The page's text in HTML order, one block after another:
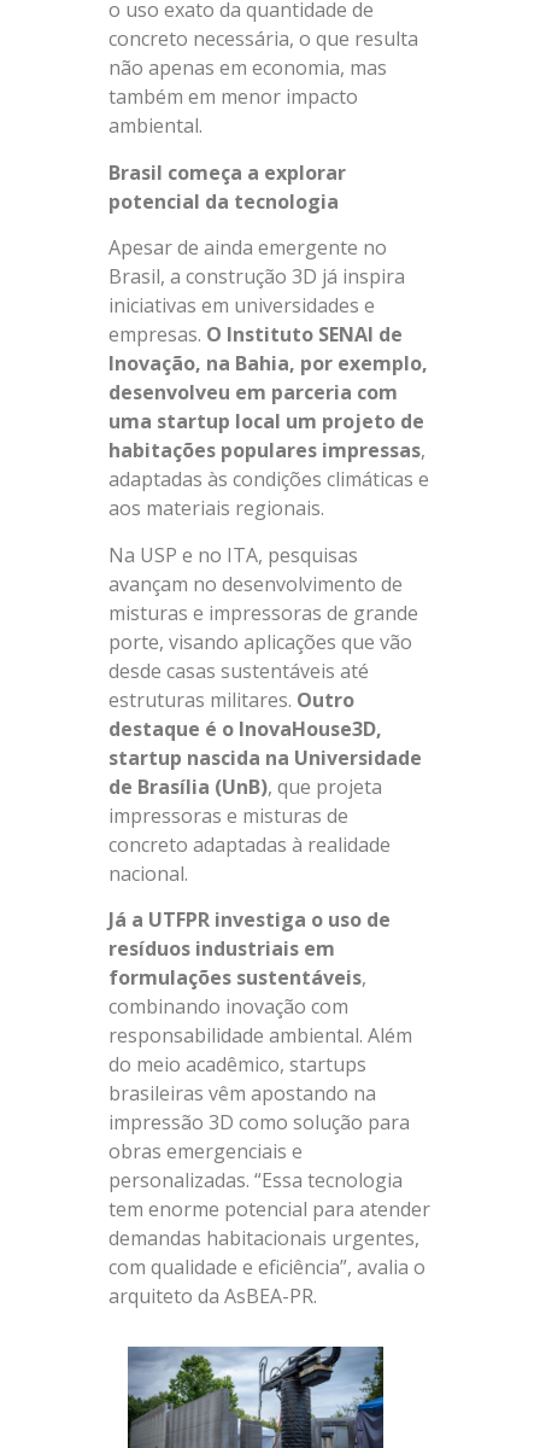
o uso exato da quantidade de
concreto necessária, o que resulta
não apenas em economia, mas
também em menor impacto
ambiental.
Brasil começa a explorar
potencial da tecnologia
Apesar de ainda emergente no
Brasil, a construção 3D já inspira
iniciativas em universidades e
empresas. O Instituto SENAI de
Inovação, na Bahia, por exemplo,
desenvolveu em parceria com
uma startup local um projeto de
habitações populares impressas,
adaptadas às condições climáticas e
aos materiais regionais.
Na USP e no ITA, pesquisas
avançam no desenvolvimento de
misturas e impressoras de grande
porte, visando aplicações que vão
desde casas sustentáveis até
estruturas militares. Outro
destaque é o InovaHouse3D,
startup nascida na Universidade
de Brasília (UnB), que projeta
impressoras e misturas de
concreto adaptadas à realidade
nacional.
Já a UTFPR investiga o uso de
resíduos industriais em
formulações sustentáveis,
combinando inovação com
responsabilidade ambiental. Além
do meio acadêmico, startups
brasileiras vêm apostando na
impressão 3D como solução para
obras emergenciais e
personalizadas. “Essa tecnologia
tem enorme potencial para atender
demandas habitacionais urgentes,
com qualidade e eficiência”, avalia o
arquiteto da AsBEA-PR.